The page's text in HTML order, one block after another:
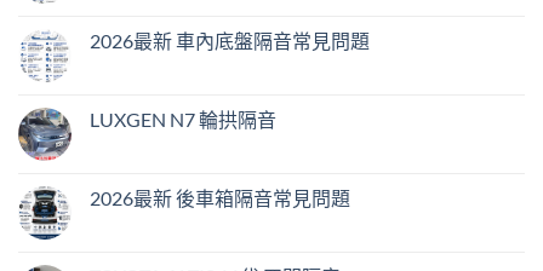
2026最新 車內底盤隔音常見問題
LUXGEN N7 輪拱隔音
2026最新 後車箱隔音常見問題